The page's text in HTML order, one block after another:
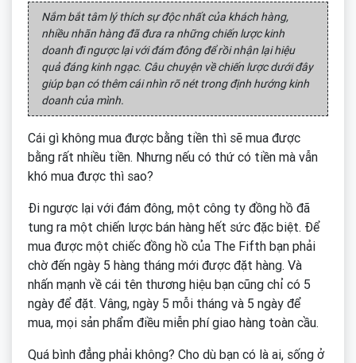
Nắm bắt tâm lý thích sự độc nhất của khách hàng,
nhiều nhãn hàng đã đưa ra những chiến lược kinh
doanh đi ngược lại với đám đông để rồi nhận lại hiệu
quả đáng kinh ngạc. Câu chuyện về chiến lược dưới đây
giúp bạn có thêm cái nhìn rõ nét trong định hướng kinh
doanh của mình.
Cái gì không mua được bằng tiền thì sẽ mua được
bằng rất nhiều tiền. Nhưng nếu có thứ có tiền mà vẫn
khó mua được thì sao?
Đi ngược lại với đám đông, một công ty đồng hồ đã
tung ra một chiến lược bán hàng hết sức đặc biệt. Để
mua được một chiếc đồng hồ của The Fifth bạn phải
chờ đến ngày 5 hàng tháng mới được đặt hàng. Và
nhấn mạnh về cái tên thương hiệu bạn cũng chỉ có 5
ngày để đặt. Vâng, ngày 5 mỗi tháng và 5 ngày để
mua, mọi sản phẩm điều miễn phí giao hàng toàn cầu.
Quá bình đẳng phải không? Cho dù bạn có là ai, sống ở